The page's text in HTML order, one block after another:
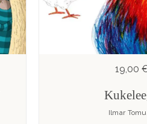
19,00
Ilmar